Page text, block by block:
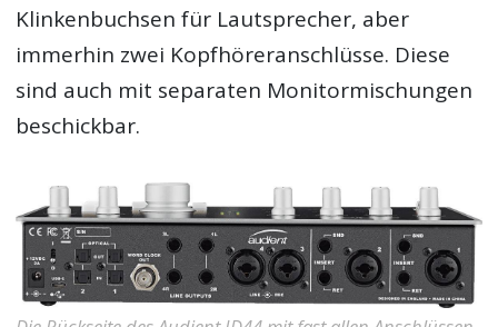
Klinkenbuchsen für Lautsprecher, aber
immerhin zwei Kopfhöreranschlüsse. Diese
sind auch mit separaten Monitormischungen
beschickbar.